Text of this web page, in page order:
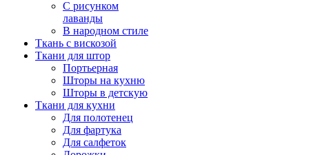
С рисунком
лаванды
В народном стиле
Ткань с вискозой
Ткани для штор
Портьерная
Шторы на кухню
Шторы в детскую
Ткани для кухни
Для полотенец
Для фартука
Для салфеток